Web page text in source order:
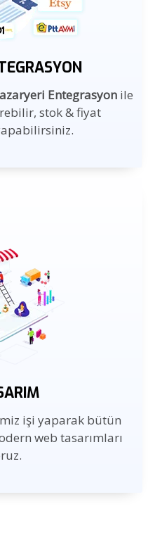
Entegrasyon ile
stok & fiyat
işi yaparak bütün
web tasarımları